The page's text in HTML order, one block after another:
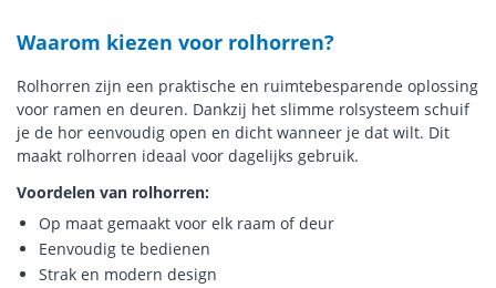
Waarom kiezen voor rolhorren?
Rolhorren zijn een praktische en ruimtebesparende oplossing
voor ramen en deuren. Dankzij het slimme rolsysteem schuif
je de hor eenvoudig open en dicht wanneer je dat wilt. Dit
maakt rolhorren ideaal voor dagelijks gebruik.
Voordelen van rolhorren:
Op maat gemaakt voor elk raam of deur
Eenvoudig te bedienen
Strak en modern design